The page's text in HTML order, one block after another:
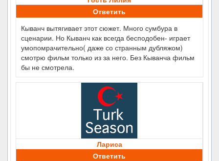
Ответить
Кыванч вытягивает этот сюжет. Много сумбура в
сценарии. Но Кыванч как всегда бесподобен- играет
умопомрачительно( даже со странным дубляжом)
смотрю фильм только из за него. Без Кыванча фильм
бы не смотрела.
Лариса
Ответить